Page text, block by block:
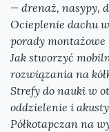
— drenaż, nasypy,
Ocieplenie dachu
porady montażowe
Jak stworzyć
rozwiązania na
Strefy do nauki w
oddzielenie i
Półkotapczan na